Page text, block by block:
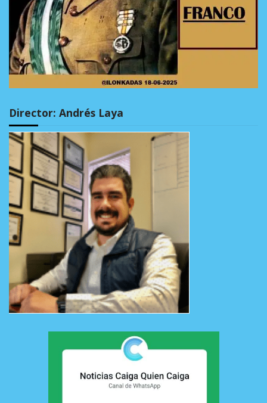
Director: Andrés Laya